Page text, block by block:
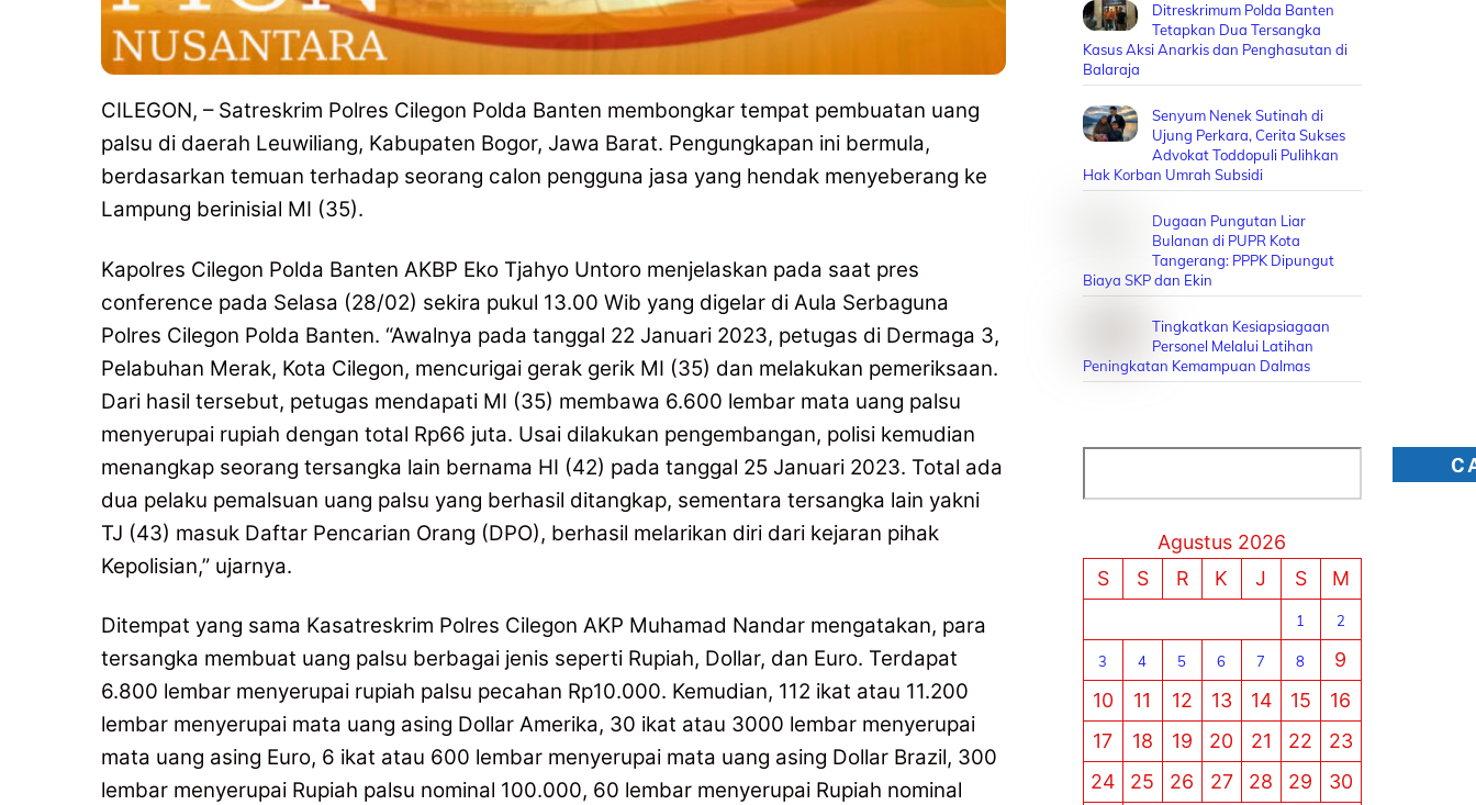
CILEGON, – Satreskrim Polres Cilegon Polda Banten membongkar tempat pembuatan uang
palsu di daerah Leuwiliang, Kabupaten Bogor, Jawa Barat. Pengungkapan ini bermula,
berdasarkan temuan terhadap seorang calon pengguna jasa yang hendak menyeberang ke
Lampung berinisial MI (35).
Kapolres Cilegon Polda Banten AKBP Eko Tjahyo Untoro menjelaskan pada saat pres
conference pada Selasa (28/02) sekira pukul 13.00 Wib yang digelar di Aula Serbaguna
Polres Cilegon Polda Banten. “Awalnya pada tanggal 22 Januari 2023, petugas di Dermaga 3,
Pelabuhan Merak, Kota Cilegon, mencurigai gerak gerik MI (35) dan melakukan pemeriksaan.
Dari hasil tersebut, petugas mendapati MI (35) membawa 6.600 lembar mata uang palsu
menyerupai rupiah dengan total Rp66 juta. Usai dilakukan pengembangan, polisi kemudian
menangkap seorang tersangka lain bernama HI (42) pada tanggal 25 Januari 2023. Total ada
dua pelaku pemalsuan uang palsu yang berhasil ditangkap, sementara tersangka lain yakni
TJ (43) masuk Daftar Pencarian Orang (DPO), berhasil melarikan diri dari kejaran pihak
Kepolisian,” ujarnya.
Ditempat yang sama Kasatreskrim Polres Cilegon AKP Muhamad Nandar mengatakan, para
tersangka membuat uang palsu berbagai jenis seperti Rupiah, Dollar, dan Euro. Terdapat
6.800 lembar menyerupai rupiah palsu pecahan Rp10.000. Kemudian, 112 ikat atau 11.200
lembar menyerupai mata uang asing Dollar Amerika, 30 ikat atau 3000 lembar menyerupai
mata uang asing Euro, 6 ikat atau 600 lembar menyerupai mata uang asing Dollar Brazil, 300
lembar menyerupai Rupiah palsu nominal 100.000, 60 lembar menyerupai Rupiah nominal
Ditreskrimum Polda Banten
Tetapkan Dua Tersangka
Kasus Aksi Anarkis dan Penghasutan di
Balaraja
Senyum Nenek Sutinah di
Ujung Perkara, Cerita Sukses
Advokat Toddopuli Pulihkan
Hak Korban Umrah Subsidi
Dugaan Pungutan Liar
Bulanan di PUPR Kota
Tangerang: PPPK Dipungut
Biaya SKP dan Ekin
Tingkatkan Kesiapsiagaan
Personel Melalui Latihan
Peningkatan Kemampuan Dalmas
Agustus 2026
S
S R K J S M
1 2
3 4 5 6 7 8
9
10
11 12 13 14 15
16
17
18 19 20 21 22
23
24
25 26 27 28 29
30